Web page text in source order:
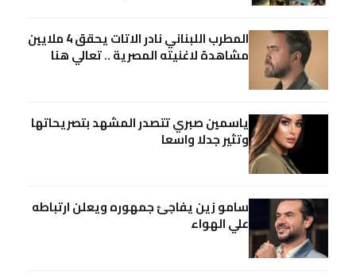
المطرب اللبناني نادر الاتات يحقق 4 ملايين
مشاهدة لاغنيته المصرية .. تعالي هنا
ياسمين صبري تتصدر المشهد بتصريحاتها
وتثير جدلا واسعا
سامو زين يفاجئ جمهوره ويعلن ارتباطه
علي الهواء